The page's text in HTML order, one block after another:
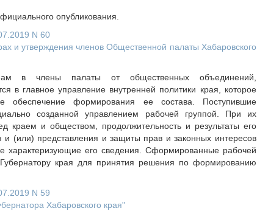
опубликования.
N 60
и утверждения членов Общественной палаты Хабаровского
в члены палаты от общественных объединений,
в главное управление внутренней политики края, которое
обеспечение формирования ее состава. Поступившие
созданной управлением рабочей группой. При их
краем и обществом, продолжительность и результаты его
(или) представления и защиты прав и законных интересов
характеризующие его сведения. Сформированные рабочей
края для принятия решения по формированию
N 59
Хабаровского края"